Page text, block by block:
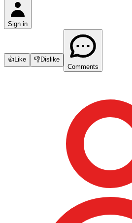
Sign in
👍 Like 👎Dislike
Comments